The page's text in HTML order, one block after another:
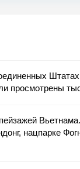
просмотрены
нацпарке